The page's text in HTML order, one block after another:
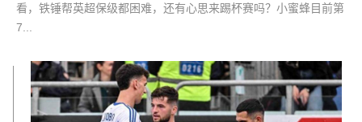
看，铁锤帮英超保级都困难，还有心思来踢杯赛吗？小蜜蜂目前第
7...